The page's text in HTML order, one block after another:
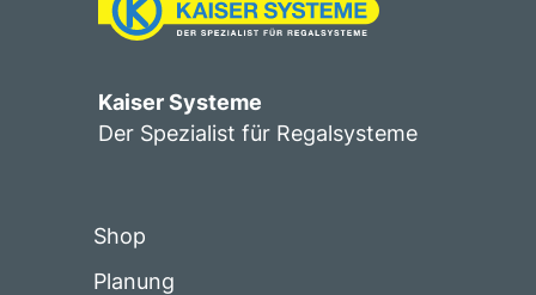
Kaiser Systeme
Der Spezialist für Regalsysteme
Shop
Planung